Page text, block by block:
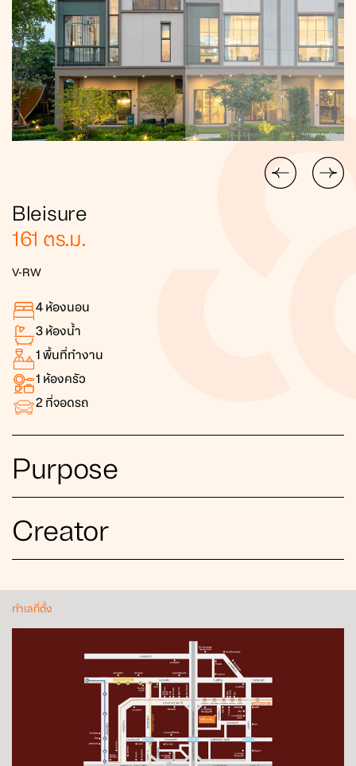
Bleisure
161 ตร.ม.
V-RW
4 ห้องนอน
3 ห้องน้ำ
1 พื้นที่ทำงาน
1 ห้องครัว
2 ที่จอดรถ
Purpose
Creator
ทำเลที่ตั้ง